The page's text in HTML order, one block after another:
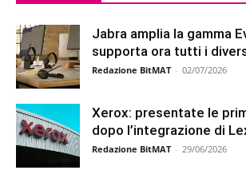
Jabra amplia la gamma
supporta ora tutti i
Redazione BitMAT - 02/07/2026
Xerox: presentate le
dopo l’integrazione di
Redazione BitMAT - 29/06/2026